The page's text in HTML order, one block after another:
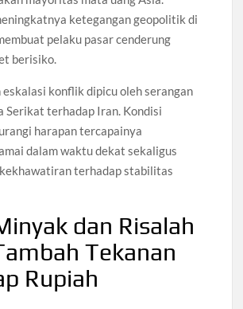
ketegangan geopolitik di
pelaku pasar cenderung
berisiko.
eskalasi konflik dipicu oleh serangan
Serikat terhadap Iran. Kondisi
harapan tercapainya
dalam waktu dekat sekaligus
terhadap stabilitas
dan Risalah
Tekanan
Rupiah